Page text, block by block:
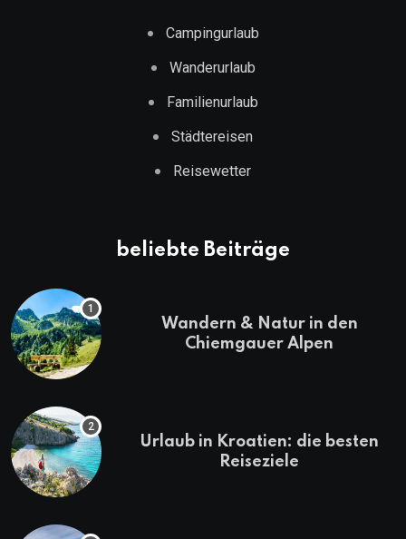
Campingurlaub
Wanderurlaub
Familienurlaub
Städtereisen
Reisewetter
beliebte Beiträge
Wandern & Natur in den
Chiemgauer Alpen
Urlaub in Kroatien: die besten
Reiseziele